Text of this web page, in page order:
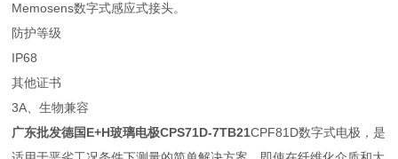
Memosens数字式感应式接头。
防护等级
IP68
其他证书
3A、生物兼容
广东批发德国E+H玻璃电极CPS71D-7TB21CPF81D数字式电极，是